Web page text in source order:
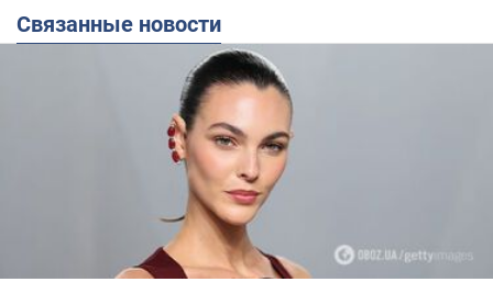
Каприо получил номинацию на премию «Золотой
глобус». Именно роль в «Титанике» выдвинула его в
ряды самых высокооплачиваемых актеров Голливуда.
После выхода фильма «Авиатор» награжден
кавалерской степенью французского Ордена искусств
В 2016 году получил долгожданный первый "Оскар" за
главную роль в фильм "Выживший".
Связанные новости